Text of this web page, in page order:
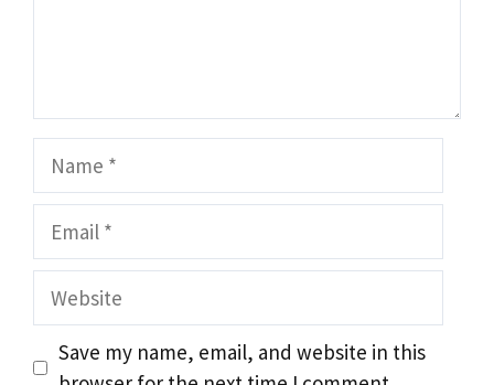
Name
Email
Website
Save my name, email, and website in this